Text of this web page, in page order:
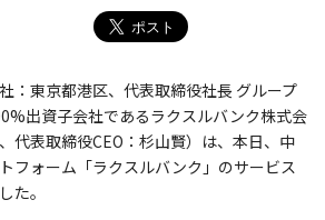
：東京都港区、代表取締役社長 グループ
出資子会社であるラクスルバンク株式会
代表取締役CEO：杉山賢）は、本日、中
フォーム「ラクスルバンク」のサービス
た。